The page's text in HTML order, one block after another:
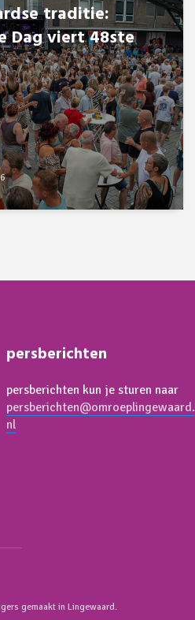
traditie:
Dag viert 48ste
persberichten
persberichten kun je sturen naar
persberichten@omroeplingewaard.
nl
gemaakt in Lingewaard.